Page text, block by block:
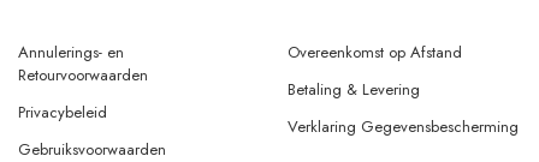
Annulerings- en
Retourvoorwaarden
Privacybeleid
Gebruiksvoorwaarden
Overeenkomst op Afstand
Betaling & Levering
Verklaring Gegevensbescherming